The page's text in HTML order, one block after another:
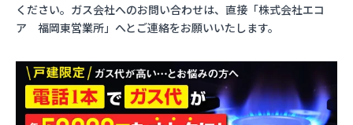
ください。ガス会社へのお問い合わせは、直接「株式会社エコ
ア 福岡東営業所」へとご連絡をお願いいたします。